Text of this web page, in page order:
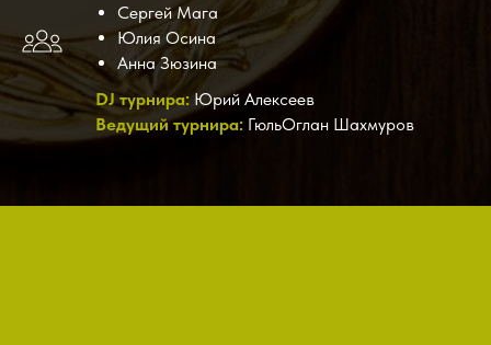
Сергей Мага
Юлия Осина
Анна Зюзина
DJ турнира: Юрий Алексеев
Ведущий турнира: ГюльОглан Шахмуров